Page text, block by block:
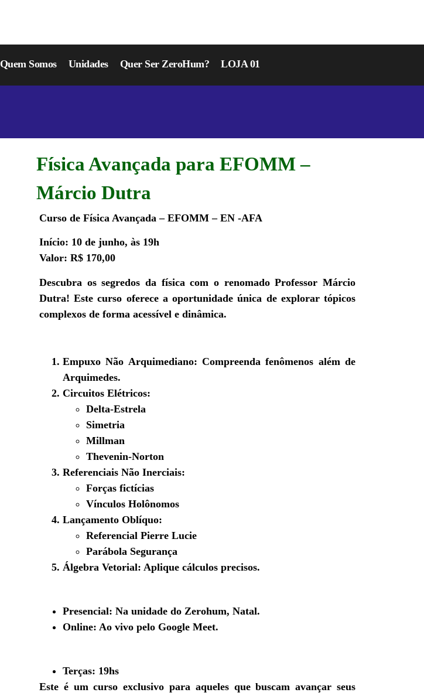
Quem Somos Unidades Quer Ser ZeroHum? LOJA 01
Física Avançada para EFOMM –
Márcio Dutra
Curso de Física Avançada – EFOMM – EN -AFA
Início: 10 de junho, às 19h
Valor: R$ 170,00
Descubra os segredos da física com o renomadoProfessor Márcio
Dutra! Este curso oferece a oportunidade única de explorar tópicos
complexos de forma acessível e dinâmica.
Empuxo Não Arquimediano: Compreenda fenômenos além de
Arquimedes.
Circuitos Elétricos:
Delta-Estrela
Simetria
Millman
Thevenin-Norton
Referenciais Não Inerciais:
Forças fictícias
Vínculos Holônomos
Lançamento Oblíquo:
Referencial Pierre Lucie
Parábola Segurança
Álgebra Vetorial: Aplique cálculos precisos.
Presencial: Na unidade do Zerohum, Natal.
Online: Ao vivo pelo Google Meet.
Terças: 19hs
Este é um curso exclusivo para aqueles que buscam avançar seus